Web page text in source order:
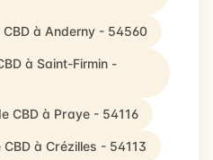
à Anderny - 54560
à Saint-Firmin -
CBD à Praye - 54116
à Crézilles - 54113